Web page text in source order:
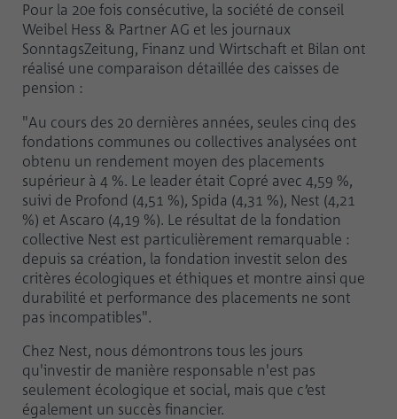
Pour la 20e fois consécutive, la société de conseil
Weibel Hess & Partner AG et les journaux
SonntagsZeitung, Finanz und Wirtschaft et Bilan ont
réalisé une comparaison détaillée des caisses de
pension :
"Au cours des 20 dernières années, seules cinq des
fondations communes ou collectives analysées ont
obtenu un rendement moyen des placements
supérieur à 4 %. Le leader était Copré avec 4,59 %,
suivi de Profond (4,51 %), Spida (4,31 %), Nest (4,21
%) et Ascaro (4,19 %). Le résultat de la fondation
collective Nest est particulièrement remarquable :
depuis sa création, la fondation investit selon des
critères écologiques et éthiques et montre ainsi que
durabilité et performance des placements ne sont
pas incompatibles".
Chez Nest, nous démontrons tous les jours
qu'investir de manière responsable n'est pas
seulement écologique et social, mais que c’est
également un succès financier.